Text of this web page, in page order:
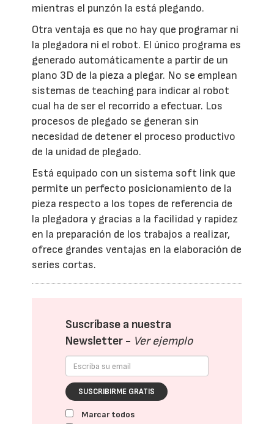
mientras el punzón la está plegando.
Otra ventaja es que no hay que programar ni
la plegadora ni el robot. El único programa es
generado automáticamente a partir de un
plano 3D de la pieza a plegar. No se emplean
sistemas de teaching para indicar al robot
cual ha de ser el recorrido a efectuar. Los
procesos de plegado se generan sin
necesidad de detener el proceso productivo
de la unidad de plegado.
Está equipado con un sistema soft link que
permite un perfecto posicionamiento de la
pieza respecto a los topes de referencia de
la plegadora y gracias a la facilidad y rapidez
en la preparación de los trabajos a realizar,
ofrece grandes ventajas en la elaboración de
series cortas.
Suscríbase a nuestra
Newsletter - Ver ejemplo
SUSCRIBIRME GRATIS
Marcar todos